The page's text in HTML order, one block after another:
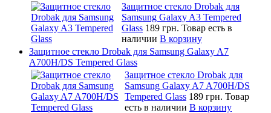
Защитное стекло Drobak для
Samsung Galaxy A3 Tempered
Glass 189 грн. Товар есть в
наличии В корзину
Защитное стекло Drobak для Samsung Galaxy A7
A700H/DS Tempered Glass
Защитное стекло Drobak для
Samsung Galaxy A7 A700H/DS
Tempered Glass 189 грн. Товар
есть в наличии В корзину